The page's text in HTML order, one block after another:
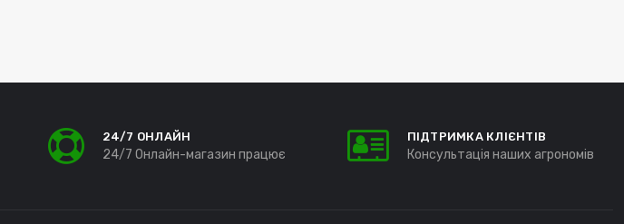
24/7 ОНЛАЙН
24/7 Онлайн-магазин працює
ПІДТРИМКА КЛІЄНТІВ
Консультація наших агрономів